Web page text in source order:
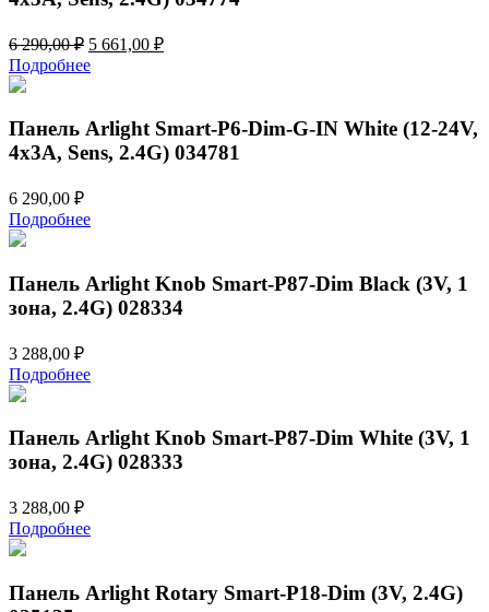
6 290,00₽ Первоначальная
цена
составляла
290,00 ₽.
5 661,00 ₽Текущая
Подробнее
Панель Arlight Smart-P6-Dim-G-IN White (12-24V,
4x3A, Sens, 2.4G) 034781
6 290,00 ₽
Подробнее
Панель Arlight Knob Smart-P87-Dim Black (3V, 1
зона, 2.4G) 028334
3 288,00 ₽
Подробнее
Панель Arlight Knob Smart-P87-Dim White (3V, 1
зона, 2.4G) 028333
3 288,00 ₽
Подробнее
Панель Arlight Rotary Smart-P18-Dim (3V, 2.4G)